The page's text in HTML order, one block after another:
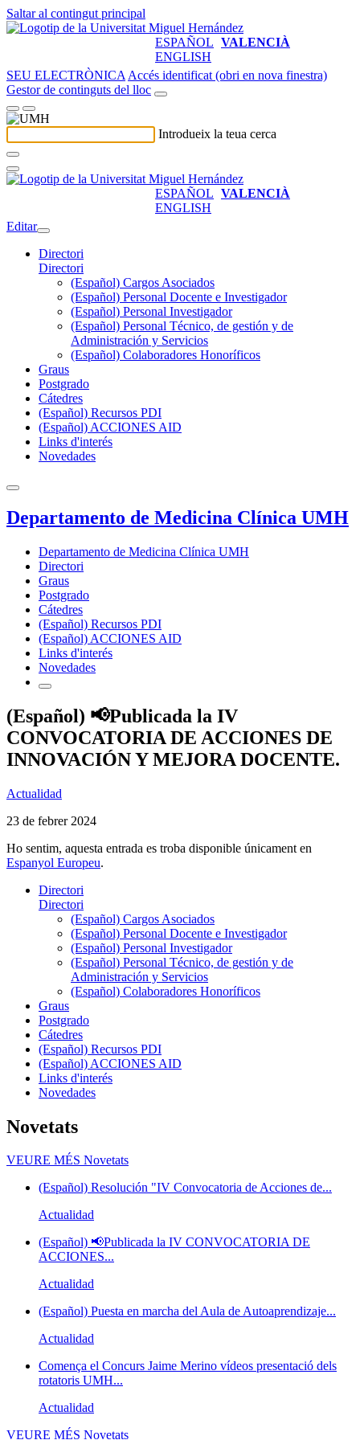
Saltar al contingut principal
ESPAÑOL VALENCIÀ
ENGLISH
SEU ELECTRÒNICA Accés identificat (obri en nova finestra)
Gestor de continguts del lloc
Introdueix la teua cerca
ESPAÑOL VALENCIÀ
ENGLISH
Editar
Directori
Directori
(Español) Cargos Asociados
(Español) Personal Docente e Investigador
(Español) Personal Investigador
(Español) Personal Técnico, de gestión y de
Administración y Servicios
(Español) Colaboradores Honoríficos
Graus
Postgrado
Cátedres
(Español) Recursos PDI
(Español) ACCIONES AID
Links d'interés
Novedades
Departamento de Medicina Clínica UMH
Departamento de Medicina Clínica UMH
Directori
Graus
Postgrado
Cátedres
(Español) Recursos PDI
(Español) ACCIONES AID
Links d'interés
Novedades
(Español) 📢Publicada la IV
CONVOCATORIA DE ACCIONES DE
INNOVACIÓN Y MEJORA DOCENTE.
Actualidad
23 de febrer 2024
Ho sentim, aquesta entrada es troba disponible únicament en
Espanyol Europeu.
Directori
Directori
(Español) Cargos Asociados
(Español) Personal Docente e Investigador
(Español) Personal Investigador
(Español) Personal Técnico, de gestión y de
Administración y Servicios
(Español) Colaboradores Honoríficos
Graus
Postgrado
Cátedres
(Español) Recursos PDI
(Español) ACCIONES AID
Links d'interés
Novedades
Novetats
VEURE MÉS Novetats
(Español) Resolución "IV Convocatoria de Acciones de...
Actualidad
(Español) 📢Publicada la IV CONVOCATORIA DE
ACCIONES...
Actualidad
(Español) Puesta en marcha del Aula de Autoaprendizaje...
Actualidad
Comença el Concurs Jaime Merino vídeos presentació dels
rotatoris UMH...
Actualidad
VEURE MÉS Novetats